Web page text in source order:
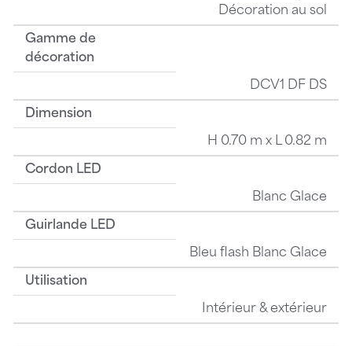
Décoration au sol
Gamme de
décoration
DCV1 DF DS
Dimension
H 0.70 m x L 0.82 m
Cordon LED
Blanc Glace
Guirlande LED
Bleu flash Blanc Glace
Utilisation
Intérieur & extérieur